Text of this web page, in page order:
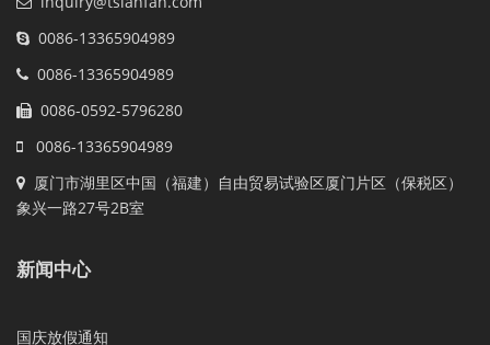
0086-13365904989
0086-13365904989
0086-0592-5796280
0086-13365904989
厦门市湖里区中国（福建）自由贸易试验区厦门片区（保税区）
象兴一路27号2B室
新闻中心
国庆放假通知